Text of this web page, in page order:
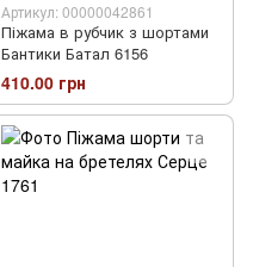
Артикул: 00000042861
Піжама в рубчик з шортами
Бантики Батал 6156
410.00 грн